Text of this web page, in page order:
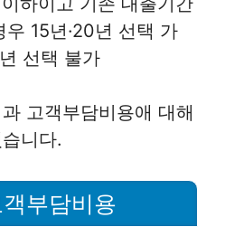
15년·20년 선택 가
선택 불가
고객부담비용애 대해
니다.
부담비용